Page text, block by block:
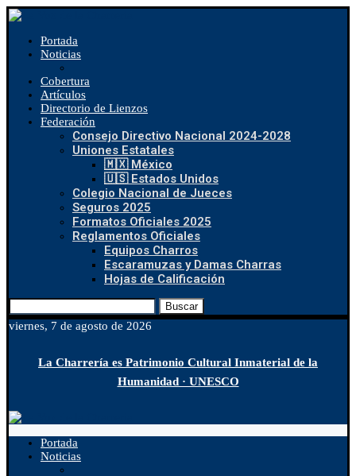
Portada
Noticias
Cobertura
Artículos
Directorio de Lienzos
Federación
Consejo Directivo Nacional 2024-2028
Uniones Estatales
🇲🇽 México
🇺🇸 Estados Unidos
Colegio Nacional de Jueces
Seguros 2025
Formatos Oficiales 2025
Reglamentos Oficiales
Equipos Charros
Escaramuzas y Damas Charras
Hojas de Calificación
Buscar
viernes, 7 de agosto de 2026
La Charrería es Patrimonio Cultural Inmaterial de la
Humanidad · UNESCO
Portada
Noticias